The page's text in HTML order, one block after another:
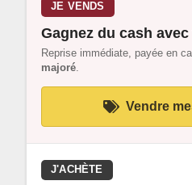
JE VENDS
Gagnez du cash
Reprise immédiate, payée en
majoré.
Vendre
J'ACHÈTE